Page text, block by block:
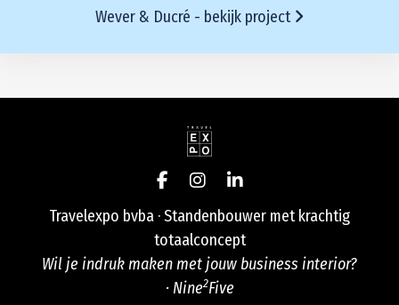
Wever & Ducré - bekijk project
Travelexpo bvba · Standenbouwer met krachtig
totaalconcept
Wil je indruk maken met jouw business interior?
· Nine2Five